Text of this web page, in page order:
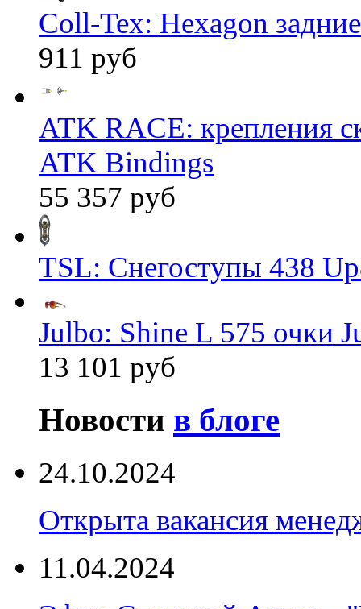
Coll-Tex: Hexagon
911 руб
ATK RACE: крепления
ATK Bindings
55 357 руб
TSL: Снегоступы 438
Julbo: Shine L 575 очки
13 101 руб
Новости в блоге
24.10.2024
Открыта вакансия
11.04.2024